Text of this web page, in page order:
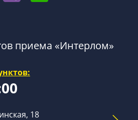
приема «Интерлом»
18